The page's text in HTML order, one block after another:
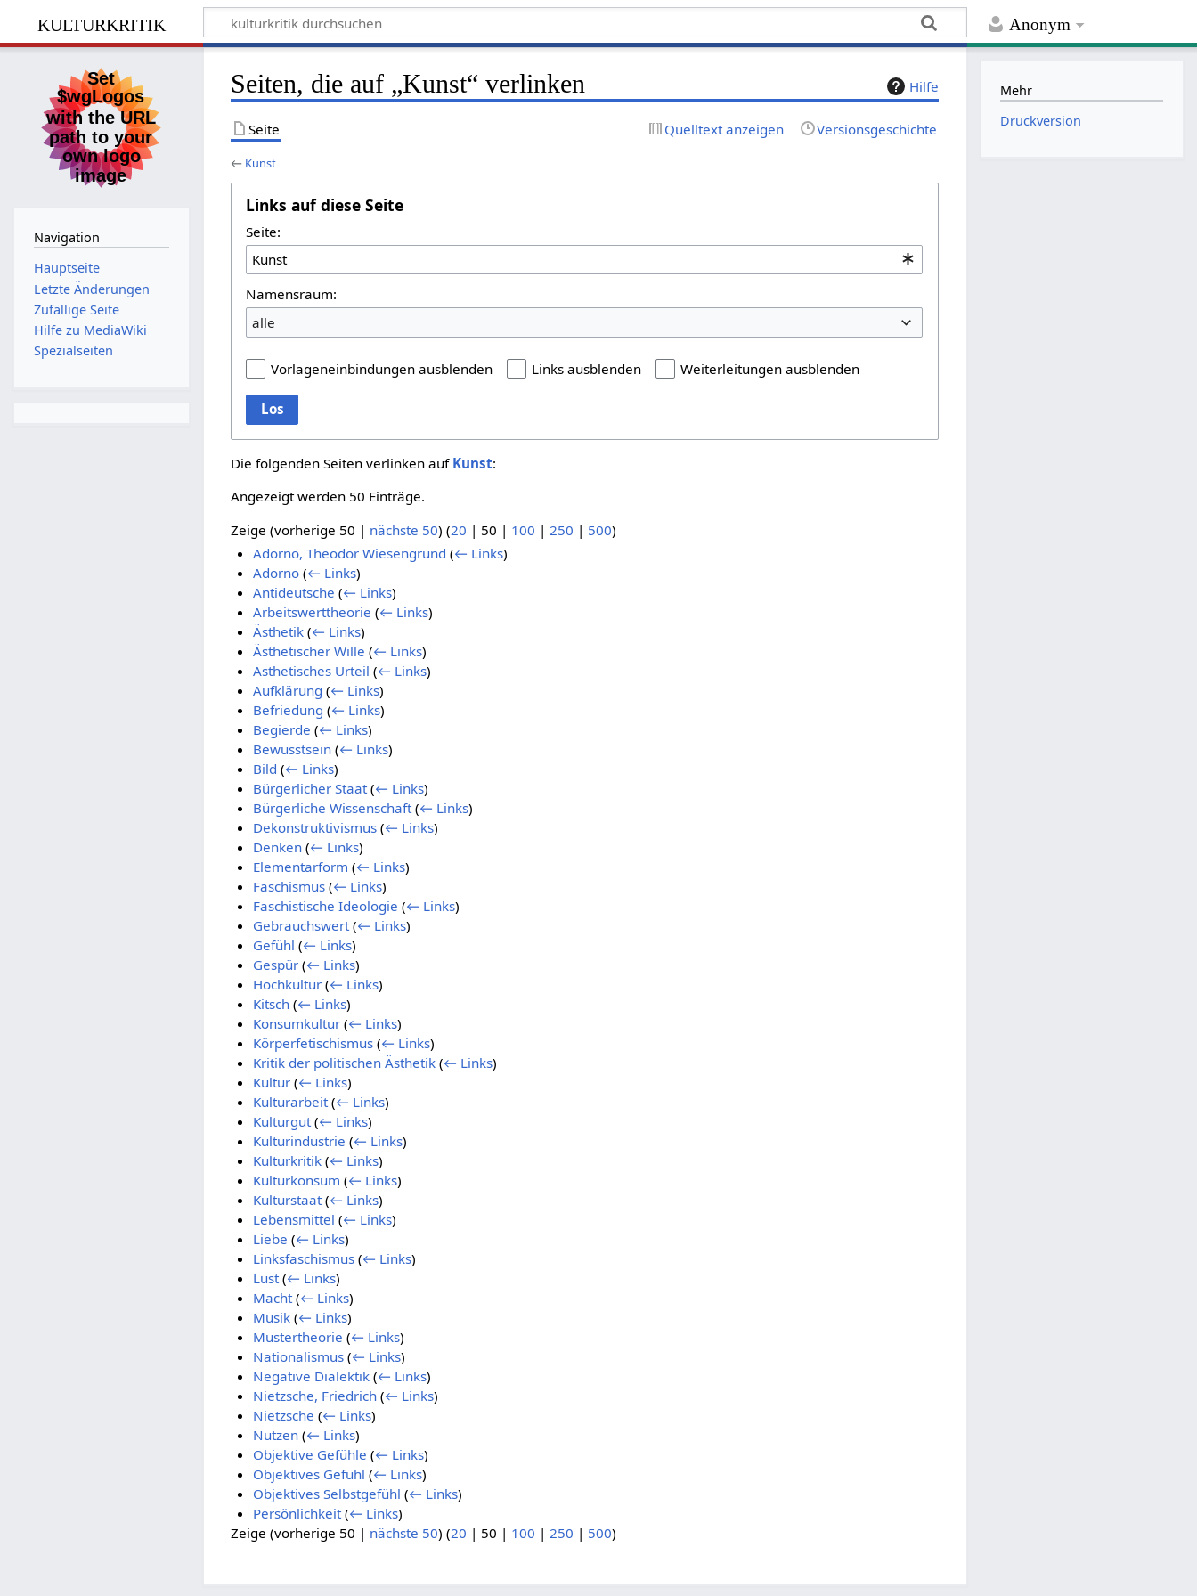
Anonym
kulturkritik
Hilfe
Seiten, die auf „Kunst“ verlinken
Seite Quelltext anzeigen Versionsgeschichte
← Kunst
Links auf diese Seite
Seite:
Namensraum:
alle
Vorlageneinbindungen ausblenden Links ausblenden Weiterleitungen ausblenden
Los
Die folgenden Seiten verlinken auf Kunst:
Angezeigt werden 50 Einträge.
Zeige (vorherige 50 | nächste 50) (20 | 50 | 100 | 250 | 500)
Adorno, Theodor Wiesengrund (← Links)
Adorno (← Links)
Antideutsche (← Links)
Arbeitswerttheorie (← Links)
Ästhetik (← Links)
Ästhetischer Wille (← Links)
Ästhetisches Urteil (← Links)
Aufklärung (← Links)
Befriedung (← Links)
Begierde (← Links)
Bewusstsein (← Links)
Bild (← Links)
Bürgerlicher Staat (← Links)
Bürgerliche Wissenschaft (← Links)
Dekonstruktivismus (← Links)
Denken (← Links)
Elementarform (← Links)
Faschismus (← Links)
Faschistische Ideologie (← Links)
Gebrauchswert (← Links)
Gefühl (← Links)
Gespür (← Links)
Hochkultur (← Links)
Kitsch (← Links)
Konsumkultur (← Links)
Körperfetischismus (← Links)
Kritik der politischen Ästhetik (← Links)
Kultur (← Links)
Kulturarbeit (← Links)
Kulturgut (← Links)
Kulturindustrie (← Links)
Kulturkritik (← Links)
Kulturkonsum (← Links)
Kulturstaat (← Links)
Lebensmittel (← Links)
Liebe (← Links)
Linksfaschismus (← Links)
Lust (← Links)
Macht (← Links)
Musik (← Links)
Mustertheorie (← Links)
Nationalismus (← Links)
Negative Dialektik (← Links)
Nietzsche, Friedrich (← Links)
Nietzsche (← Links)
Nutzen (← Links)
Objektive Gefühle (← Links)
Objektives Gefühl (← Links)
Objektives Selbstgefühl (← Links)
Persönlichkeit (← Links)
Zeige (vorherige 50 | nächste 50) (20 | 50 | 100 |250 | 500)
Navigation
Hauptseite
Letzte Änderungen
Zufällige Seite
Hilfe zu MediaWiki
Spezialseiten
Mehr
Druckversion